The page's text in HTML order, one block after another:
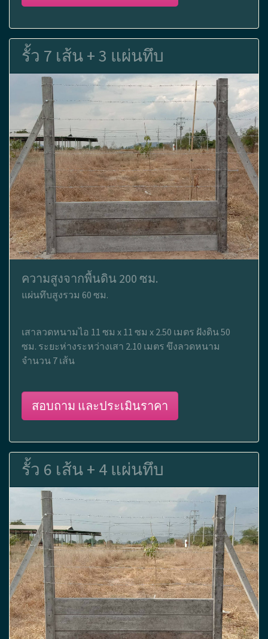
รั้ว 7 เส้น + 3 แผ่นทึบ
ความสูงจากพื้นดิน 200 ซม.
แผ่นทึบสูงรวม 60 ซม.
เสาลวดหนามไอ 11 ซม x 11 ซม x 2.50 เมตร ฝังดิน 50
ซม. ระยะห่างระหว่างเสา 2.10 เมตร ขึงลวดหนาม
จำนวน 7 เส้น
สอบถาม และประเมินราคา
รั้ว 6 เส้น + 4 แผ่นทึบ